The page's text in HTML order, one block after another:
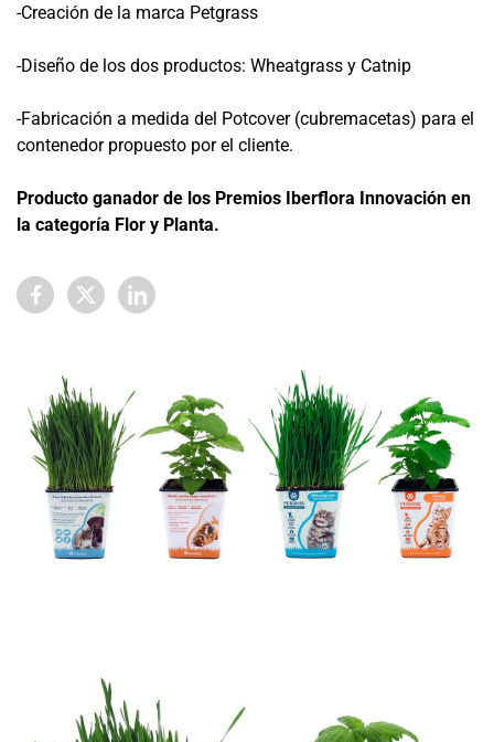
-Creación de la marca Petgrass
-Diseño de los dos productos: Wheatgrass y Catnip
-Fabricación a medida del Potcover (cubremacetas) para el
contenedor propuesto por el cliente.
Producto ganador de los Premios Iberflora Innovación en
la categoría Flor y Planta.